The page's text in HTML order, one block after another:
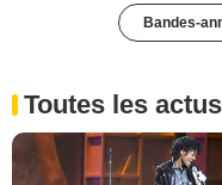
Bandes-
Toutes les